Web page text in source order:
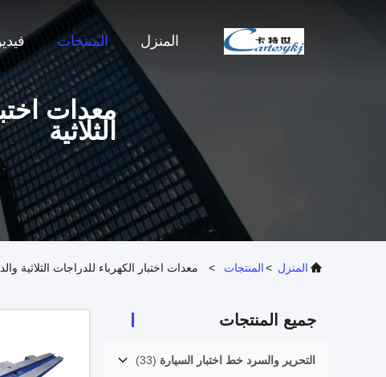
المنزل المنتجات
معدات
الثلاثية
المنزل >المنتجات > معدات اختبار الكهرباء للدراجات الثلاثية
جميع المنتجات
التحرير والسرد خط اختبار السيارة (33)